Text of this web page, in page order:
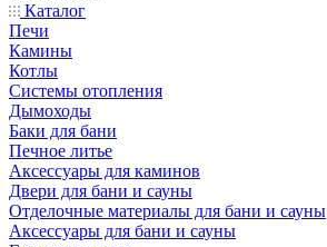
Каталог
Печи
Камины
Котлы
Системы отопления
Дымоходы
Баки для бани
Печное литье
Аксессуары для каминов
Двери для бани и сауны
Отделочные материалы для бани и сауны
Аксессуары для бани и сауны